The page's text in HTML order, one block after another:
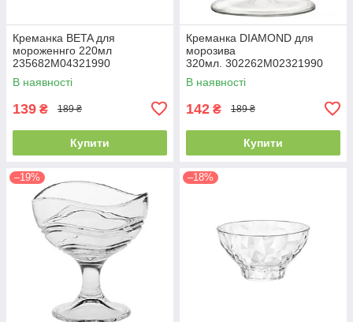
Креманка BETA для
мороженнго 220мл
235682M04321990
BORMIOLI ROCCO
В наявності
139 ₴ 189 ₴
Купити
Креманка DIAMOND для
морозива
320мл. 302262M02321990
BORMIOLI ROCCO
В наявності
142 ₴ 189 ₴
Купити
–19% –18%